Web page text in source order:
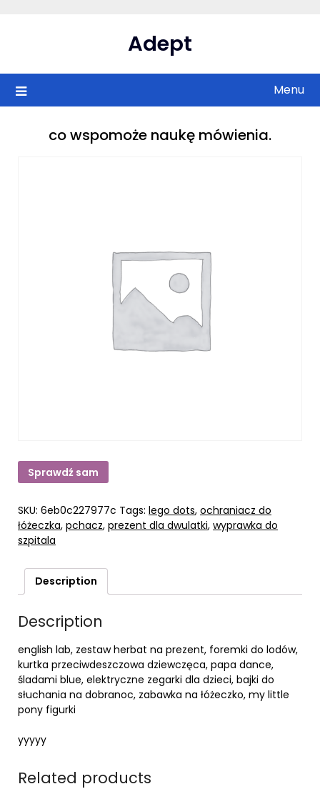
Adept
Menu
co wspomoże naukę mówienia.
Sprawdź sam
SKU: 6eb0c227977c Tags: lego dots, ochraniacz do
łóżeczka, pchacz, prezent dla dwulatki, wyprawka do
szpitala
Description
Description
english lab, zestaw herbat na prezent, foremki do lodów,
kurtka przeciwdeszczowa dziewczęca, papa dance,
śladami blue, elektryczne zegarki dla dzieci, bajki do
słuchania na dobranoc, zabawka na łóżeczko, my little
pony figurki
yyyyy
Related products